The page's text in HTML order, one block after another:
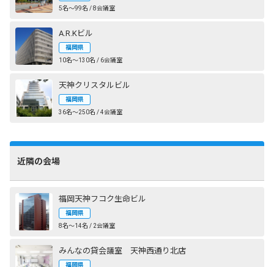
5名〜99名 / 8会議室
A.R.Kビル
福岡県
10名〜130名 / 6会議室
天神クリスタルビル
福岡県
36名〜250名 / 4会議室
近隣の会場
福岡天神フコク生命ビル
福岡県
8名〜14名 / 2会議室
みんなの貸会議室 天神西通り北店
福岡県